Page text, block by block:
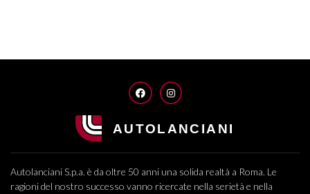
FACEBOOKINSTAGRAM
Autolanciani S.p.a. è da oltre 50 anni una solida realtà a Roma. Le
ragioni del nostro successo vanno ricercate nella serietà e nella